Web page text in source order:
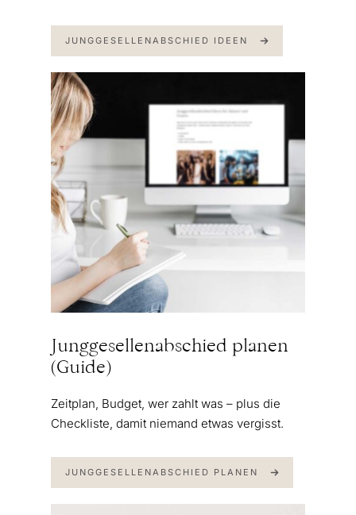
JUNGGESELLENABSCHIED IDEEN
Junggesellenabschied planen
(Guide)
Zeitplan, Budget, wer zahlt was – plus die
Checkliste, damit niemand etwas vergisst.
JUNGGESELLENABSCHIED PLANEN